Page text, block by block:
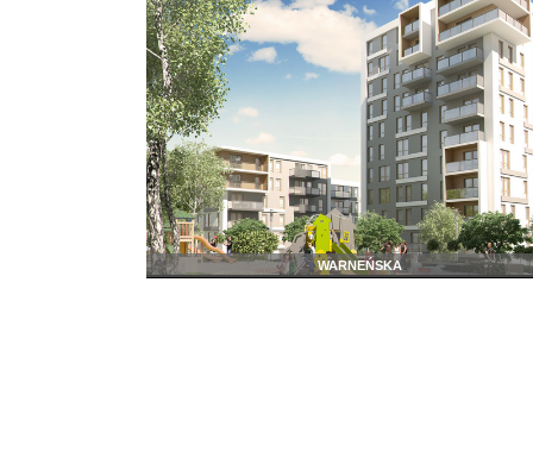
WARNEŃSKA